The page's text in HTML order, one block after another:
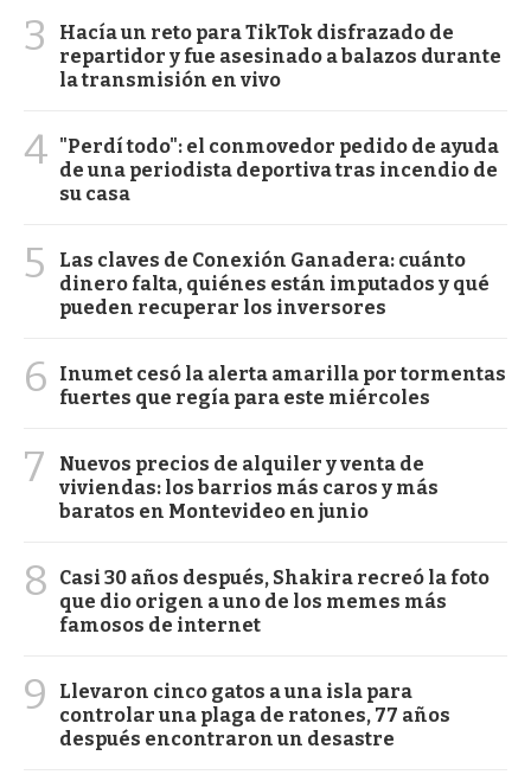
3
Hacía un reto para TikTok disfrazado de
repartidor y fue asesinado a balazos durante
la transmisión en vivo
4 "Perdí todo": el conmovedor pedido de ayuda
de una periodista deportiva tras incendio de
su casa
5
Las claves de Conexión Ganadera: cuánto
dinero falta, quiénes están imputados y qué
pueden recuperar los inversores
6
Inumet cesó la alerta amarilla por tormentas
fuertes que regía para este miércoles
7
Nuevos precios de alquiler y venta de
viviendas: los barrios más caros y más
baratos en Montevideo en junio
8
Casi 30 años después, Shakira recreó la foto
que dio origen a uno de los memes más
famosos de internet
9
Llevaron cinco gatos a una isla para
controlar una plaga de ratones, 77 años
después encontraron un desastre